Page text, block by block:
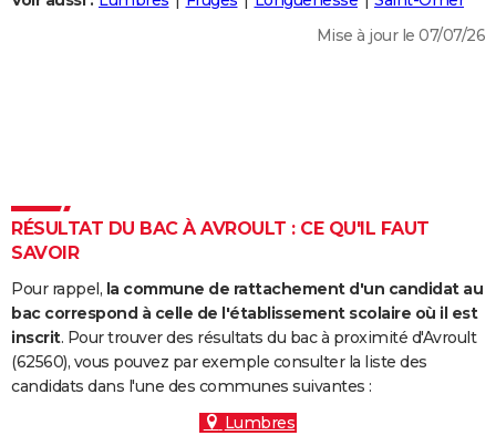
DICTIONNAIRE
Dictionnaire
Biographies
Citations
Expressions
Proverbes
PROGRAMME TV
COPAINS D'AVANT
S'inscrire
Se connecter
Lycées
Collèges
Primaires
Universités
Entreprises
Service militaire
Avis de recherche
AVIS DE DÉCÈS
FORUM
Mise à jour le 07/07/26
RÉSULTAT DU BAC À AVROULT : CE QU'IL FAUT
SAVOIR
Pour rappel, la commune de rattachement d'un candidat au
bac correspond à celle de l'établissement scolaire où il est
inscrit. Pour trouver des résultats du bac à proximité d'Avroult
(62560), vous pouvez par exemple consulter la liste des
candidats dans l'une des communes suivantes :
Lumbres